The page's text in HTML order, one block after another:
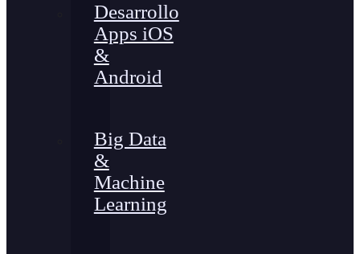
Desarrollo
Apps iOS
&
Android
Big Data
&
Machine
Learning